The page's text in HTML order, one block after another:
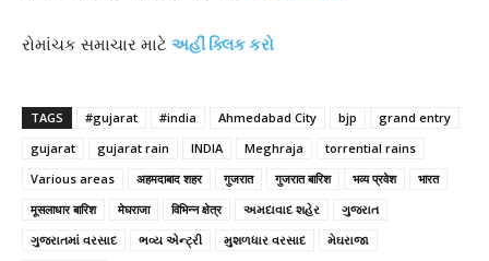
રોમાંચક સમાચાર માટે અહીં ક્લિક કરો
TAGS #gujarat #india Ahmedabad City bjp
grand entry
gujarat
gujarat rain INDIA Meghraja
torrential rains
Various areas
अहमदाबाद शहर गुजरात गुजरात बारिश भव्य प्रवेश
भारत
मूसलाधार बारिश
मेघराजा विभिन्न क्षेत्र અમદાવાદ શહેર
ગુજરાત
ગુજરાતમાં વરસાદ
ભવ્ય એન્ટ્રી મુશળધાર વરસાદ
મેઘરાજા